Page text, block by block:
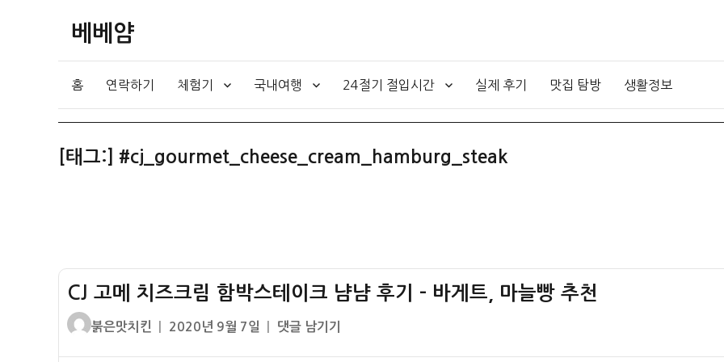
베베얌
홈 연락하기 체험기 국내여행 24절기 절입시간 실제 후기 맛집 탐방 생활정보
[태그:] #cj_gourmet_cheese_cream_hamburg_steak
CJ 고메 치즈크림 함박스테이크 냠냠 후기 – 바게트, 마늘빵 추천
글
붉은맛치킨
작
2020년 9월 7일
CJ
댓글 남기기